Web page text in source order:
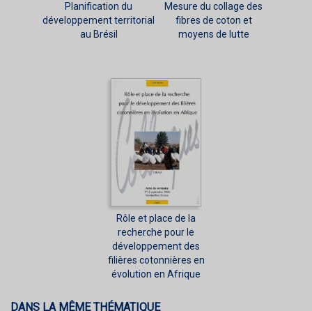
Planification du
développement territorial
au Brésil
Mesure du collage des
fibres de coton et
moyens de lutte
Rôle et place de la
recherche pour le
développement des
filières cotonnières en
évolution en Afrique
DANS LA MÊME THÉMATIQUE